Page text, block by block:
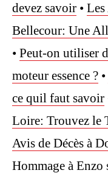
devez savoir •
Bellecour: Une
• Peut-on utiliser
moteur essence ? •
ce quil faut savoir
Loire: Trouvez le
Avis de Décès à
Hommage à Enzo